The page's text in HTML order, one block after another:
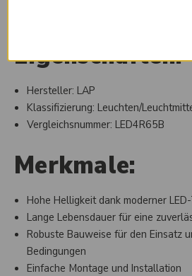
Eigenschaften:
Hersteller: LAP
Klassifizierung: Leuchten/
Vergleichsnummer: LED4R65B
Merkmale:
Hohe Helligkeit dank moderner
Lange Lebensdauer für eine
Robuste Bauweise für den Einsatz
Bedingungen
Einfache Montage und Installation